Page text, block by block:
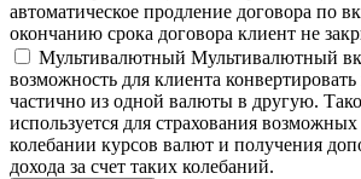
автоматическое продление договора по
окончанию срока договора клиент не
Мультивалютный Мультивалютный
возможность для клиента
частично из одной валюты в другую.
используется для страхования
колебании курсов валют и получения
дохода за счет таких колебаний.